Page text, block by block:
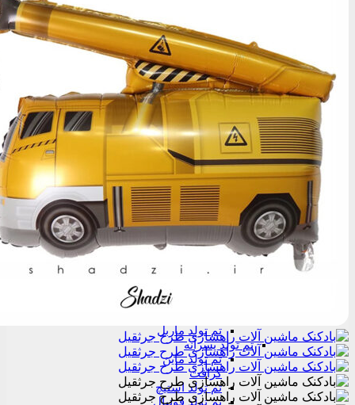
بادکنک هلیومی شادزی
دسته بادکنک
بادکنک فویلی
بادکنک لاتکسی
بادکنک آرایی
تم تولد
تم تولد بزرگسال
تم تولد رنگین
کمان
تم تولد خالدار
تم تولد
سرخابی
مشکی
تم تولد
لاکچری
طلاکوب
تم تولد ماربل
تم تولد پسرانه
تم تولد ماین
کرافت
تم تولد استیچ
تم تولد فوتبال